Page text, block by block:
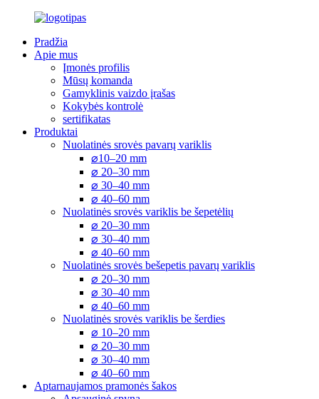
Pradžia
Apie mus
Įmonės profilis
Mūsų komanda
Gamyklinis vaizdo įrašas
Kokybės kontrolė
sertifikatas
Produktai
Nuolatinės srovės pavarų variklis
⌀10–20 mm
⌀ 20–30 mm
⌀ 30–40 mm
⌀ 40–60 mm
Nuolatinės srovės variklis be šepetėlių
⌀ 20–30 mm
⌀ 30–40 mm
⌀ 40–60 mm
Nuolatinės srovės bešepetis pavarų variklis
⌀ 20–30 mm
⌀ 30–40 mm
⌀ 40–60 mm
Nuolatinės srovės variklis be šerdies
⌀ 10–20 mm
⌀ 20–30 mm
⌀ 30–40 mm
⌀ 40–60 mm
Aptarnaujamos pramonės šakos